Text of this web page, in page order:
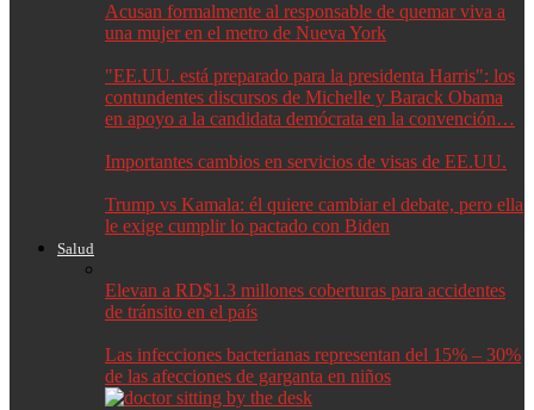
Acusan formalmente al responsable de quemar viva a
una mujer en el metro de Nueva York
"EE.UU. está preparado para la presidenta Harris": los
contundentes discursos de Michelle y Barack Obama
en apoyo a la candidata demócrata en la convención…
Importantes cambios en servicios de visas de EE.UU.
Trump vs Kamala: él quiere cambiar el debate, pero ella
le exige cumplir lo pactado con Biden
Salud
Elevan a RD$1.3 millones coberturas para accidentes
de tránsito en el país
Las infecciones bacterianas representan del 15% – 30%
de las afecciones de garganta en niños